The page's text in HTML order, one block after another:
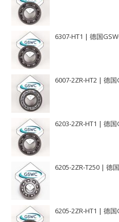
6307-HT1 | 德国
6007-2ZR-HT2 | 德
6203-2ZR-HT1 | 德
6205-2ZR-T250 | 德
6205-2ZR-HT1 | 德